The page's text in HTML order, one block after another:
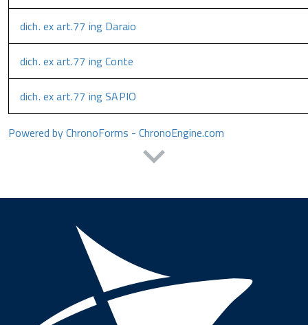
dich. ex art.77 ing Daraio
dich. ex art.77 ing Conte
dich. ex art.77 ing SAPIO
Powered by ChronoForms - ChronoEngine.com